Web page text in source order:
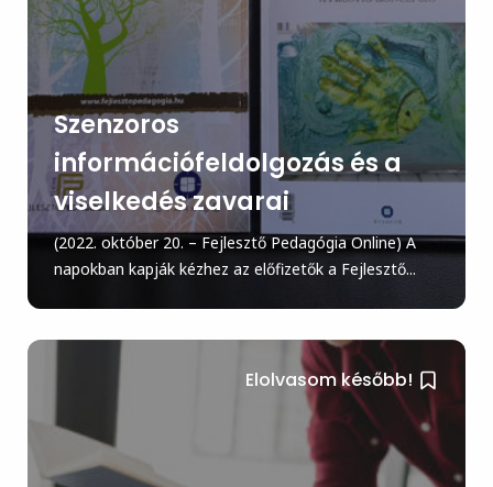
Szenzoros
információfeldolgozás és a
viselkedés zavarai
(2022. október 20. – Fejlesztő Pedagógia Online) A
napokban kapják kézhez az előfizetők a Fejlesztő...
Elolvasom később!